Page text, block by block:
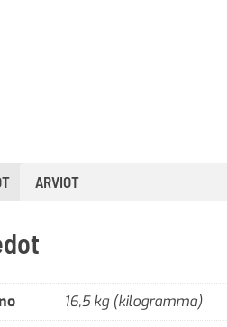
ARVIOT
16,5 kg (kilogramma)